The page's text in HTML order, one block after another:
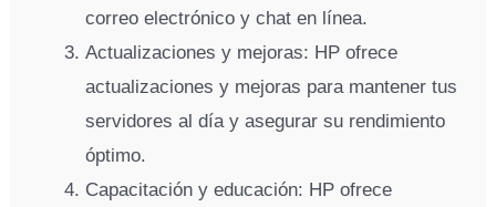
correo electrónico y chat en línea.
Actualizaciones y mejoras: HP ofrece
actualizaciones y mejoras para mantener tus
servidores al día y asegurar su rendimiento
óptimo.
Capacitación y educación: HP ofrece